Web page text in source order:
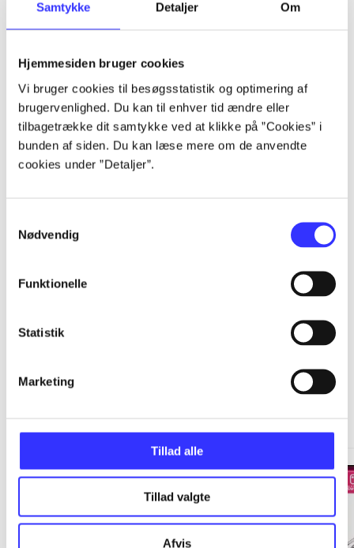
Samtykke Detaljer Om
Hjemmesiden bruger cookies
Vi bruger cookies til besøgsstatistik og optimering af
brugervenlighed. Du kan til enhver tid ændre eller
tilbagetrække dit samtykke ved at klikke på ”Cookies” i
bunden af siden. Du kan læse mere om de anvendte
cookies under ”Detaljer”.
Nødvendig
Funktionelle
Statistik
Marketing
Tillad alle
Tillad valgte
Afvis
Alle registrerede artikler fordelt på udgivelser
...
...
...
The witcher